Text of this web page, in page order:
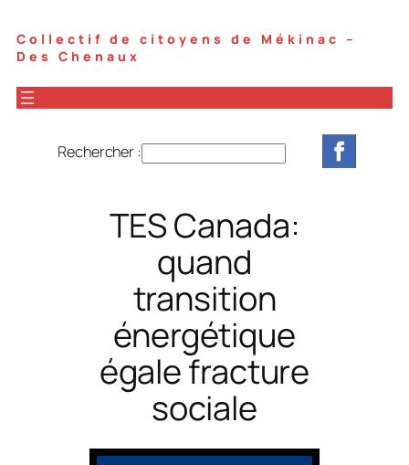
Collectif de citoyens de Mékinac –
Des Chenaux
Rechercher :
h
e
c
h
e
r
TES Canada:
quand
transition
énergétique
égale fracture
sociale